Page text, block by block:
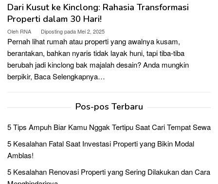
Dari Kusut ke Kinclong: Rahasia Transformasi
Properti dalam 30 Hari!
Oleh RNA Diposting padaMei 2, 2025
Pernah lihat rumah atau properti yang awalnya kusam,
berantakan, bahkan nyaris tidak layak huni, tapi tiba-tiba
berubah jadi kinclong bak majalah desain? Anda mungkin
berpikir, Baca Selengkapnya…
Pos-pos Terbaru
5 Tips Ampuh Biar Kamu Nggak Tertipu Saat Cari Tempat Sewa
5 Kesalahan Fatal Saat Investasi Properti yang Bikin Modal
Amblas!
5 Kesalahan Renovasi Properti yang Sering Dilakukan dan Cara